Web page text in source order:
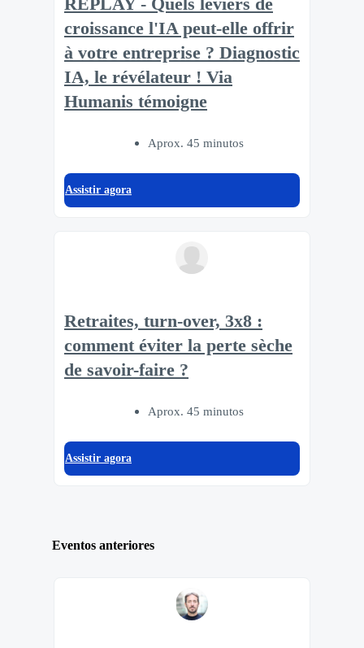
REPLAY - Quels leviers de
croissance l'IA peut-elle offrir
à votre entreprise ? Diagnostic
IA, le révélateur ! Via
Humanis témoigne
Aprox. 45 minutos
Assistir agora
Retraites, turn-over, 3x8 :
comment éviter la perte sèche
de savoir-faire ?
Aprox. 45 minutos
Assistir agora
Eventos anteriores